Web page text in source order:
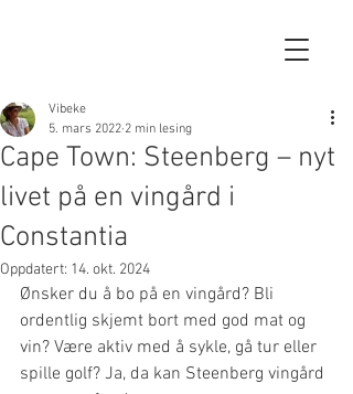
Cape Town: Steenberg – nyt
livet på en vingård i
Constantia
Vibeke
5. mars 2022 2 min lesing
Oppdatert: 14. okt. 2024
Ønsker du å bo på en vingård? Bli
ordentlig skjemt bort med god mat og
vin? Være aktiv med å sykle, gå tur eller
spille golf? Ja, da kan Steenberg vingård